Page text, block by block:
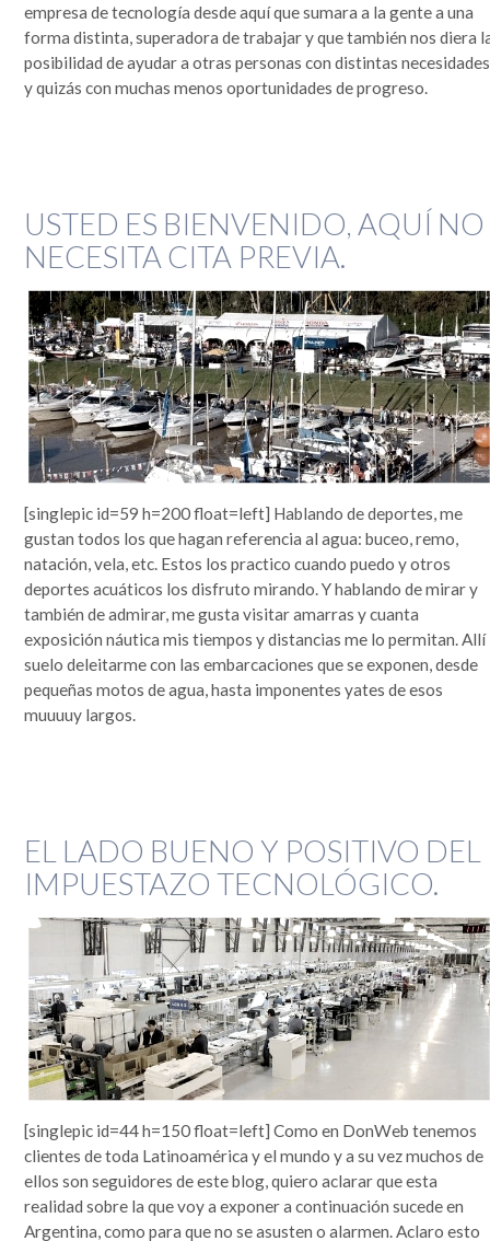
empresa de tecnología desde aquí que sumara a la gente a una
forma distinta, superadora de trabajar y que también nos diera
posibilidad de ayudar a otras personas con distintas necesidades
y quizás con muchas menos oportunidades de progreso.
USTED ES BIENVENIDO, AQUÍ NO
NECESITA CITA PREVIA.
[singlepic id=59 h=200 float=left] Hablando de deportes, me
gustan todos los que hagan referencia al agua: buceo, remo,
natación, vela, etc. Estos los practico cuando puedo y otros
deportes acuáticos los disfruto mirando. Y hablando de mirar y
también de admirar, me gusta visitar amarras y cuanta
exposición náutica mis tiempos y distancias me lo permitan. Allí
suelo deleitarme con las embarcaciones que se exponen, desde
pequeñas motos de agua, hasta imponentes yates de esos
muuuuy largos.
EL LADO BUENO Y POSITIVO DEL
IMPUESTAZO TECNOLÓGICO.
[singlepic id=44 h=150 float=left] Como en DonWeb tenemos
clientes de toda Latinoamérica y el mundo y a su vez muchos de
ellos son seguidores de este blog, quiero aclarar que esta
realidad sobre la que voy a exponer a continuación sucede en
Argentina, como para que no se asusten o alarmen. Aclaro esto